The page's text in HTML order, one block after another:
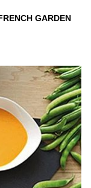
GARDEN